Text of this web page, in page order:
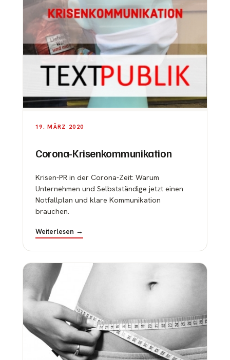
19. MÄRZ 2020
Corona-Krisenkommunikation
Krisen-PR in der Corona-Zeit: Warum
Unternehmen und Selbstständige jetzt einen
Notfallplan und klare Kommunikation
brauchen.
Weiterlesen →